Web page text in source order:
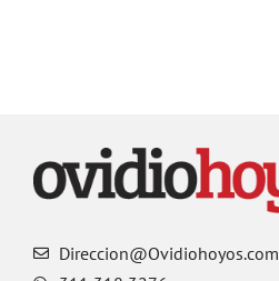
Direccion@Ovidiohoyos.com